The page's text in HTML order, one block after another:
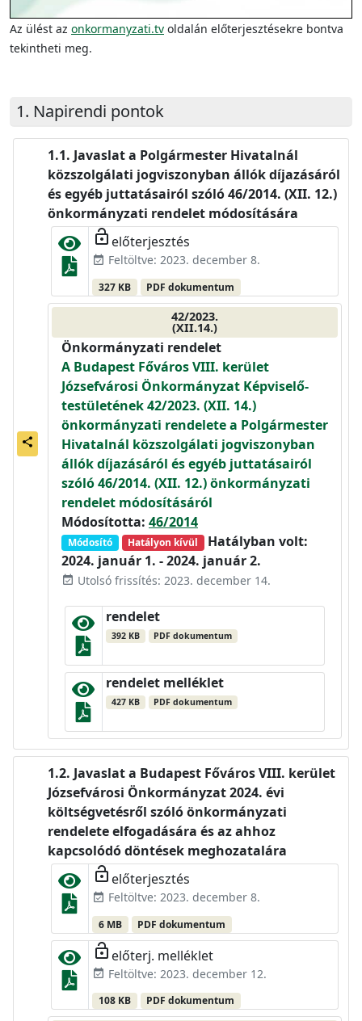
Az ülést az onkormanyzati.tv oldalán előterjesztésekre bontva
tekintheti meg.
Napirendi pontok
share
Javaslat a Polgármester Hivatalnál
közszolgálati jogviszonyban állók díjazásáról
és egyéb juttatásairól szóló 46/2014. (XII. 12.)
önkormányzati rendelet módosítására
lock_open előterjesztés
event_available Feltöltve: 2023. december 8.
327 KB PDF dokumentum
42/2023.
(XII.14.)
Önkormányzati rendelet
A Budapest Főváros VIII. kerület
Józsefvárosi Önkormányzat Képviselő-
testületének 42/2023. (XII. 14.)
önkormányzati rendelete a Polgármester
Hivatalnál közszolgálati jogviszonyban
állók díjazásáról és egyéb juttatásairól
szóló 46/2014. (XII. 12.) önkormányzati
rendelet módosításáról
Módosította: 46/2014
Módosító Hatályon kívül
Hatályban volt:
2024. január 1. - 2024. január 2.
event_available Utolsó frissítés: 2023. december 14.
rendelet
392 KB PDF dokumentum
rendelet melléklet
427 KB PDF dokumentum
Javaslat a Budapest Főváros VIII. kerület
Józsefvárosi Önkormányzat 2024. évi
költségvetésről szóló önkormányzati
rendelete elfogadására és az ahhoz
kapcsolódó döntések meghozatalára
lock_open előterjesztés
event_available Feltöltve: 2023. december 8.
6 MB PDF dokumentum
lock_open előterj. melléklet
event_available Feltöltve: 2023. december 12.
108 KB PDF dokumentum